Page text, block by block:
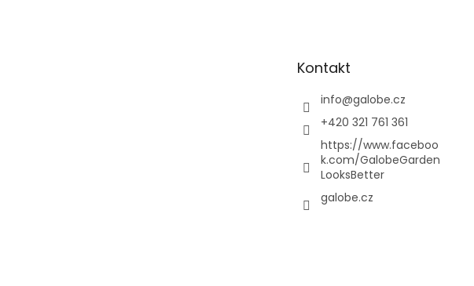
Kontakt
info@galobe.cz
+420 321 761 361
https://www.faceboo
k.com/GalobeGarden
LooksBetter
galobe.cz